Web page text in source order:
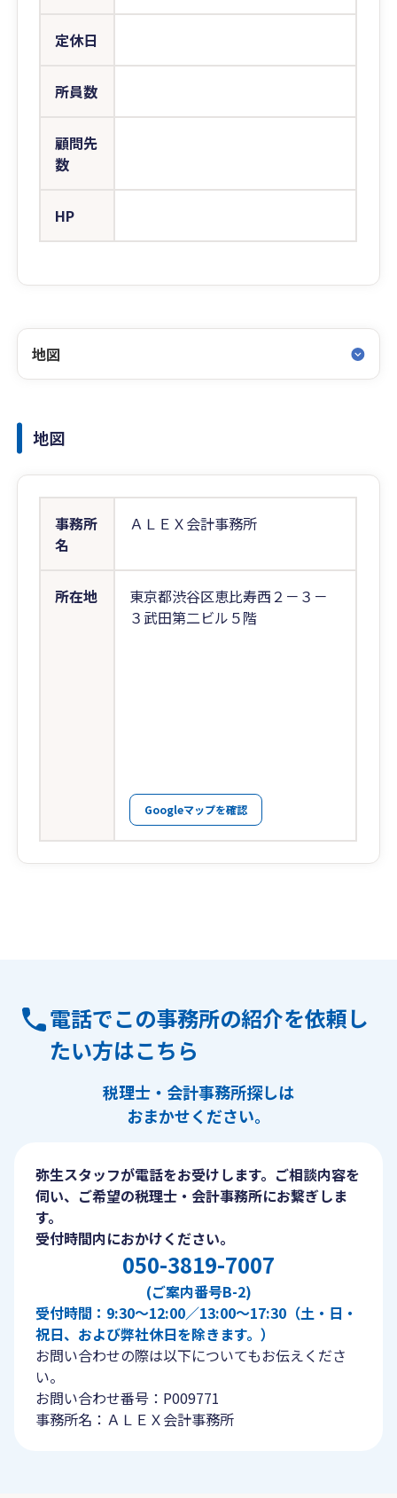
定休日
所員数
顧問先
数
HP
地図
地図
事務所
名
ＡＬＥＸ会計事務所
所在地
東京都渋谷区恵比寿西２－３－
３武田第二ビル５階
Googleマップを確認
電話でこの事務所の紹介を依頼し
たい方はこちら
税理士・会計事務所探しは
おまかせください。
弥生スタッフが電話をお受けします。ご相談内容を
伺い、ご希望の税理士・会計事務所にお繋ぎしま
す。
受付時間内におかけください。
050-3819-7007
(ご案内番号B-2)
受付時間：9:30〜12:00／13:00〜17:30（土・日・
祝日、および弊社休日を除きます。）
お問い合わせの際は以下についてもお伝えくださ
い。
お問い合わせ番号：P009771
事務所名：ＡＬＥＸ会計事務所